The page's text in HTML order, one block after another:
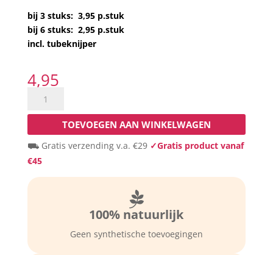
bij 3 stuks: 3,95 p.stuk
bij 6 stuks: 2,95 p.stuk
incl. tubeknijper
4,95
Riparatrice:
en
herstellende
handcrème
tegen
een
TOEVOEGEN AAN WINKELWAGEN
⛟ Gratis verzending v.a. €29 ✓Gratis product vanaf
€45

100% natuurlijk
Geen synthetische toevoegingen